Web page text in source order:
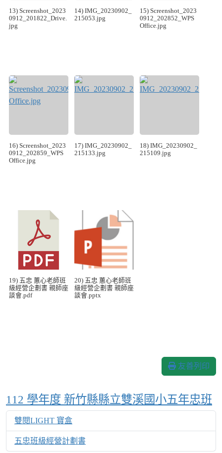
13) Screenshot_2023
0912_201822_Drive.
jpg
14) IMG_20230902_
215053.jpg
15) Screenshot_2023
0912_202852_WPS
Office.jpg
16) Screenshot_2023
0912_202859_WPS
Office.jpg
17) IMG_20230902_
215133.jpg
18) IMG_20230902_
215109.jpg
19) 五忠 蕙心老師班
級經營企劃書 親師座
談會.pdf
20) 五忠 蕙心老師班
級經營企劃書 親師座
談會.pptx
友善列印
Over View
112 學年度 新竹縣縣立雙溪國小五年忠班
雙閱LIGHT 寶盒
五忠班級經營計劃書